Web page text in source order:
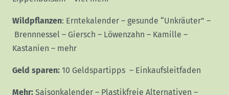
Wildpflanzen: Erntekalender – gesunde “Unkräuter” –
Brennnessel – Giersch – Löwenzahn – Kamille –
Kastanien – mehr
Geld sparen: 10 Geldspartipps – Einkaufsleitfaden
Mehr: Saisonkalender – Plastikfreie Alternativen –